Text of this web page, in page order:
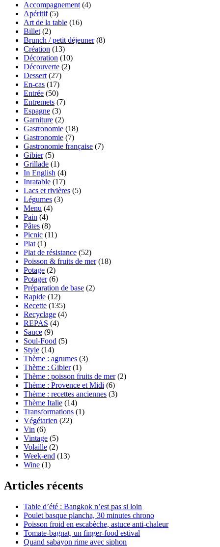
Accompagnement (4)
Apéritif(5)
Art de la table (16)
Billet (2)
Brunch / petit déjeuner(8)
Création (13)
Décoration (10)
Découverte (2)
Dessert (27)
En-cas (17)
Entrée (50)
Entremets (7)
Espagne (3)
Garniture (2)
Gastronomie (18)
Gastronomie (7)
Gastronomie française (7)
Gibier(5)
Grillade (1)
In English (4)
Inratable (17)
Lacs et rivières (5)
Légumes (3)
Menu (4)
Pain (4)
Pâtes (8)
Picnic (11)
Plat (1)
Plat de résistance (52)
Poisson & fruits de mer(18)
Potage (2)
Potager(6)
Préparation de base (2)
Rapide (12)
Recette (135)
Recyclage (4)
REPAS (4)
Sauce (9)
Soul-Food (5)
Style (14)
Thème : agrumes (3)
Thème : Gibier(1)
Thème : poisson fruits de mer(2)
Thème : Provence et Midi (6)
Thème : recettes anciennes (3)
Thème Italie (14)
Transformations (1)
Végétarien (22)
Vin (6)
Vintage (5)
Volaille (2)
Week-end (13)
Wine (1)
Articles récents
Table d’été : Bangkok n’est pas si loin
Poulet basque plancha, 30 minutes chrono
Poisson froid en escabèche, astuce anti-chaleur
Tomate-bagnat, un finger-food estival
Quand sabayon rime avec siphon